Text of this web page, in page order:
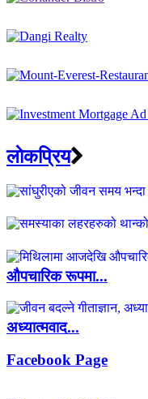
लाेकप्रिय
औपचारिक रूपमा...
अध्यात्मवाद...
Facebook Page